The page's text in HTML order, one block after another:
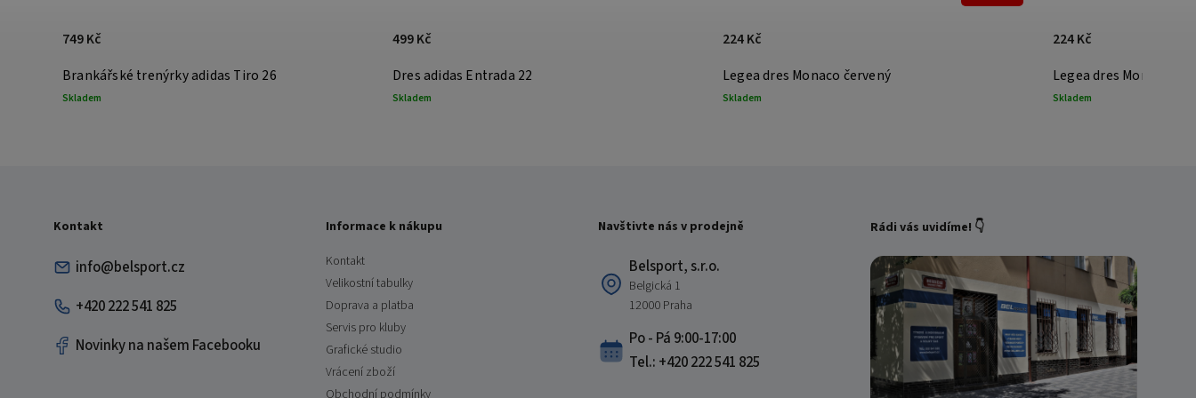
Brankářské trenýrky adidas Tiro 26
Skladem
749 Kč
Dres adidas Entrada 22
Skladem
499 Kč
Legea dres Monaco červený
Skladem
224 Kč
Legea dres Monaco
Skladem
224 Kč
Kontakt
info@belsport.cz
+420 222 541 825
Novinky na našem Facebooku
Informace k nákupu
Kontakt
Velikostní tabulky
Doprava a platba
Servis pro kluby
Grafické studio
Vrácení zboží
Navštivte nás v prodejně
Belsport, s.r.o.
Belgická 1
12000 Praha
Po - Pá 9:00-17:00
Tel.: +420 222 541 825
Rádi vás uvidíme! 👇